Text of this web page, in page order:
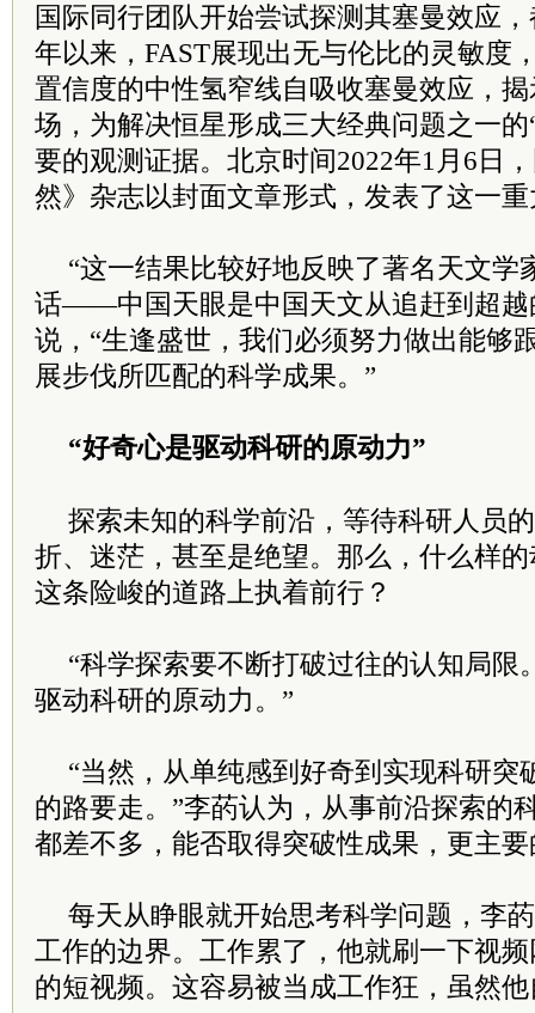
国际同行团队开始尝试探测其塞曼效应
年以来，FAST展现出无与伦比的灵敏度
置信度的中性氢窄线自吸收塞曼效应，
场，为解决恒星形成三大经典问题之一
要的观测证据。北京时间2022年1月6日
然》杂志以封面文章形式，发表了这一
“这一结果比较好地反映了著名天文学
话——中国天眼是中国天文从追赶到超越
说，“生逢盛世，我们必须努力做出能够
展步伐所匹配的科学成果。”
“好奇心是驱动科研的原动力”
探索未知的科学前沿，等待科研人员
折、迷茫，甚至是绝望。那么，什么样
这条险峻的道路上执着前行？
“科学探索要不断打破过往的认知局限
驱动科研的原动力。”
“当然，从单纯感到好奇到实现科研突
的路要走。”李菂认为，从事前沿探索的
都差不多，能否取得突破性成果，更主
每天从睁眼就开始思考科学问题，李
工作的边界。工作累了，他就刷一下视
的短视频。这容易被当成工作狂，虽然